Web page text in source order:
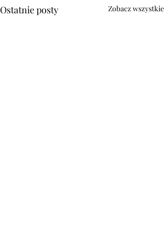
Ostatnie posty Zobacz wszystkie